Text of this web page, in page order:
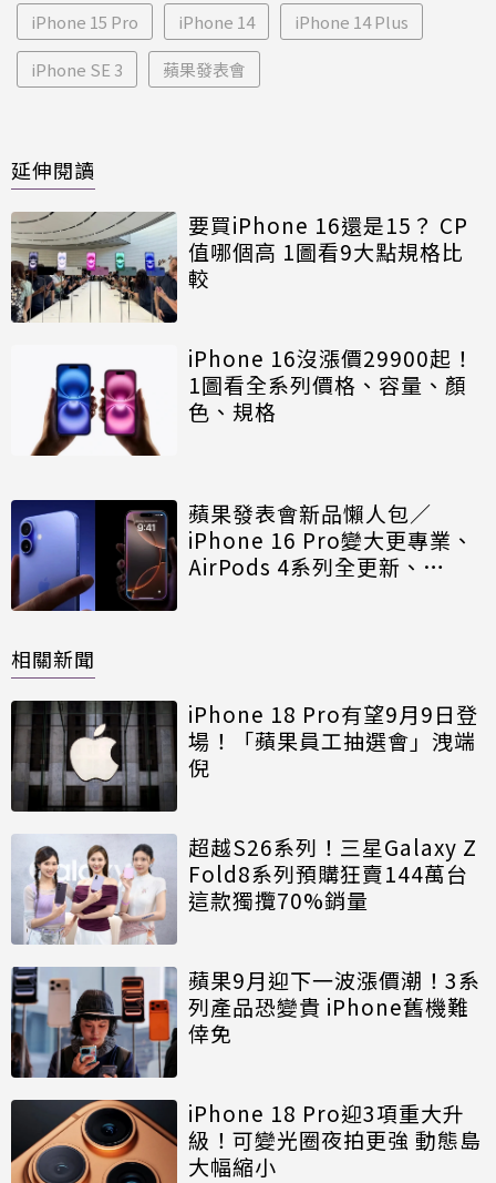
iPhone 15 Pro iPhone 14 iPhone 14 Plus
iPhone SE 3 蘋果發表會
延伸閱讀
要買iPhone 16還是15？ CP
值哪個高 1圖看9大點規格比
較
iPhone 16沒漲價29900起！
1圖看全系列價格、容量、顏
色、規格
蘋果發表會新品懶人包／
iPhone 16 Pro變大更專業、
AirPods 4系列全更新、
相關新聞
iPhone 18 Pro有望9月9日登
場！「蘋果員工抽選會」洩端
倪
超越S26系列！三星Galaxy Z
Fold8系列預購狂賣144萬台
這款獨攬70%銷量
蘋果9月迎下一波漲價潮！3系
列產品恐變貴 iPhone舊機難
倖免
iPhone 18 Pro迎3項重大升
級！可變光圈夜拍更強 動態島
大幅縮小